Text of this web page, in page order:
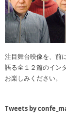
注目舞台映像を、前
語る全１２篇のイン
お楽しみください。
Tweets by